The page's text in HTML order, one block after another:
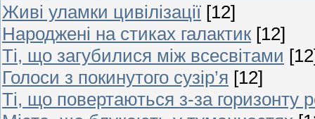
Живі уламки цивілізації [12]
Народжені на стиках галактик [12]
Ті, що загубилися між всесвітами
Голоси з покинутого сузір’я [12]
Ті, що повертаються з-за горизонту